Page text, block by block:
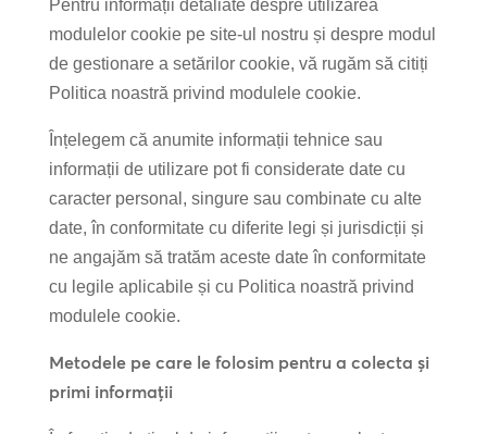
Pentru informații detaliate despre utilizarea
modulelor cookie pe site-ul nostru și despre modul
de gestionare a setărilor cookie, vă rugăm să citiți
Politica noastră privind modulele cookie.
Înțelegem că anumite informații tehnice sau
informații de utilizare pot fi considerate date cu
caracter personal, singure sau combinate cu alte
date, în conformitate cu diferite legi și jurisdicții și
ne angajăm să tratăm aceste date în conformitate
cu legile aplicabile și cu Politica noastră privind
modulele cookie.
Metodele pe care le folosim pentru a colecta și
primi informații